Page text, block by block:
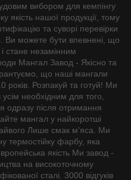
вибором для кемпінгу
якість нашої продукції, тому
та суворі перевірки
Ви можете бути впевнені, що
стане незамінним
Мангал Завод - Якісно та
що наші мангали
Розпакуй та готуй! Ми
необхідним для того,
одразу після отримання
мангал у найкоротші
Лише смак м'яса. Ми
термостійку фарбу, яка
якість Ми завод -
на високоточному
сталі. 3000 відгуків